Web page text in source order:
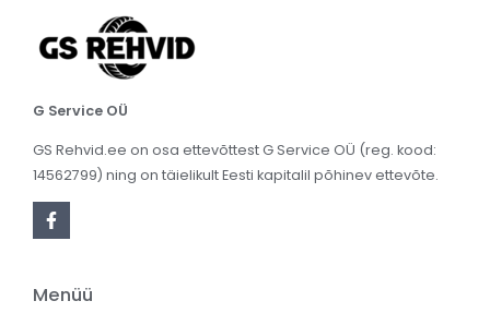
G Service OÜ
GS Rehvid.ee on osa ettevõttest G Service OÜ (reg. kood:
14562799) ning on täielikult Eesti kapitalil põhinev ettevõte.
Menüü